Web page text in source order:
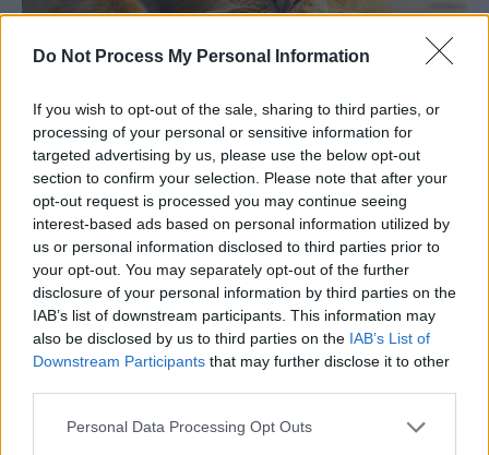
Do Not Process My Personal Information
If you wish to opt-out of the sale, sharing to third parties, or
processing of your personal or sensitive information for
targeted advertising by us, please use the below opt-out
section to confirm your selection. Please note that after your
opt-out request is processed you may continue seeing
interest-based ads based on personal information utilized by
us or personal information disclosed to third parties prior to
your opt-out. You may separately opt-out of the further
disclosure of your personal information by third parties on the
IAB’s list of downstream participants. This information may
also be disclosed by us to third parties on the IAB’s List of
Downstream Participants that may further disclose it to other
Personal Data Processing Opt Outs